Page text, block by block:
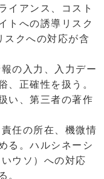
イアンス、コスト
トへの誘導リスク
クへの対応が含
の入力、入力デー
、正確性を扱う。
い、第三者の著作
任の所在、機微情
る。ハルシネーシ
ウソ）への対応